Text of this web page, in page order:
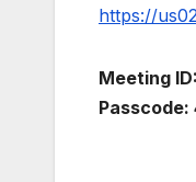
https://
Meeting
Passcode: